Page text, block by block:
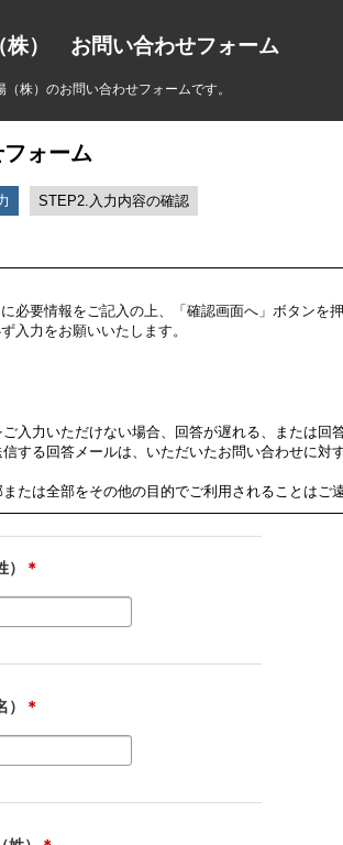
株） お問い合わせフォーム
株）のお問い合わせフォームです。
ォーム
STEP2.入力内容の確認
必要情報をご記入の上、「確認画面へ」ボタンを
入力をお願いいたします。
入力いただけない場合、回答が遅れる、または回
する回答メールは、いただいたお問い合わせに対
または全部をその他の目的でご利用されることはご
＊
＊